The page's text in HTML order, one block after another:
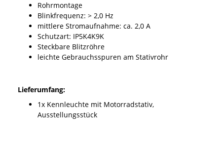
Rohrmontage
Blinkfrequenz: > 2,0 Hz
mittlere Stromaufnahme: ca. 2,0 A
Schutzart: IP5K4K9K
Steckbare Blitzröhre
leichte Gebrauchsspuren am Stativrohr
Lieferumfang:
1x Kennleuchte mit Motorradstativ,
Ausstellungsstück